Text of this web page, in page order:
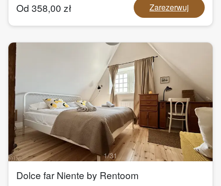
Od 358,00 zł Zarezerwuj
1/31
Dolce far Niente by Rentoom